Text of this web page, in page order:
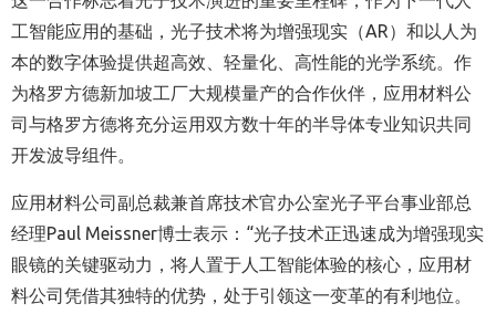
工智能应用的基础，光子技术将为增强现实（AR）和以人为
本的数字体验提供超高效、轻量化、高性能的光学系统。作
为格罗方德新加坡工厂大规模量产的合作伙伴，应用材料公
司与格罗方德将充分运用双方数十年的半导体专业知识共同
开发波导组件。
应用材料公司副总裁兼首席技术官办公室光子平台事业部总
经理Paul Meissner博士表示：“光子技术正迅速成为增强现实
眼镜的关键驱动力，将人置于人工智能体验的核心，应用材
料公司凭借其独特的优势，处于引领这一变革的有利地位。